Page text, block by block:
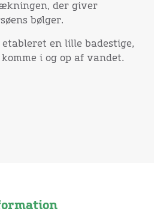
der giver
bølger.
etableret en lille badestige,
i og op af vandet.